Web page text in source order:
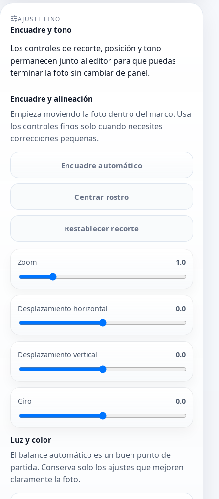
AJUSTE FINO
Encuadre y tono
Los controles de recorte, posición y tono
permanecen junto al editor para que puedas
terminar la foto sin cambiar de panel.
Encuadre y alineación
Empieza moviendo la foto dentro del marco. Usa
los controles finos solo cuando necesites
correcciones pequeñas.
Encuadre automático
Centrar rostro
Restablecer recorte
Zoom 1.0
Desplazamiento horizontal 0.0
Desplazamiento vertical 0.0
Giro 0.0
Luz y color
El balance automático es un buen punto de
partida. Conserva solo los ajustes que mejoren
claramente la foto.